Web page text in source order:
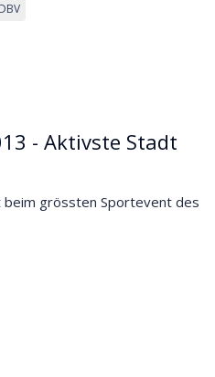
DBV
- Aktivste Stadt
beim grössten Sportevent des